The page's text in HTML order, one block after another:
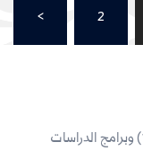
2
>
تسليم شهادات دورة الأركان المشتركة رقم (12) وبرامج الدراسات